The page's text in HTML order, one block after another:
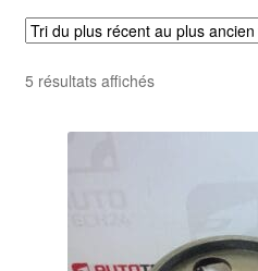
5 résultats affichésTrié
plus